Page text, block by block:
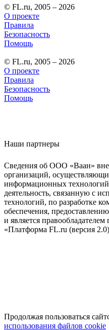
© FL.ru, 2005 – 2026
О проекте
Правила
Безопасность
Помощь
© FL.ru, 2005 – 2026
О проекте
Правила
Безопасность
Помощь
Наши партнеры
Сведения об ООО «Ваан»
организаций,
информационных
деятельность, связанную с
технологий, по разработке
обеспечения,
и является
«Платформа FL.ru (версия
Продолжая пользоваться
использования файлов cookie